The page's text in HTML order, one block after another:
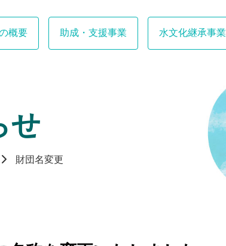
概要 助成・支援事業 水文化継承事業
せ
財団名変更